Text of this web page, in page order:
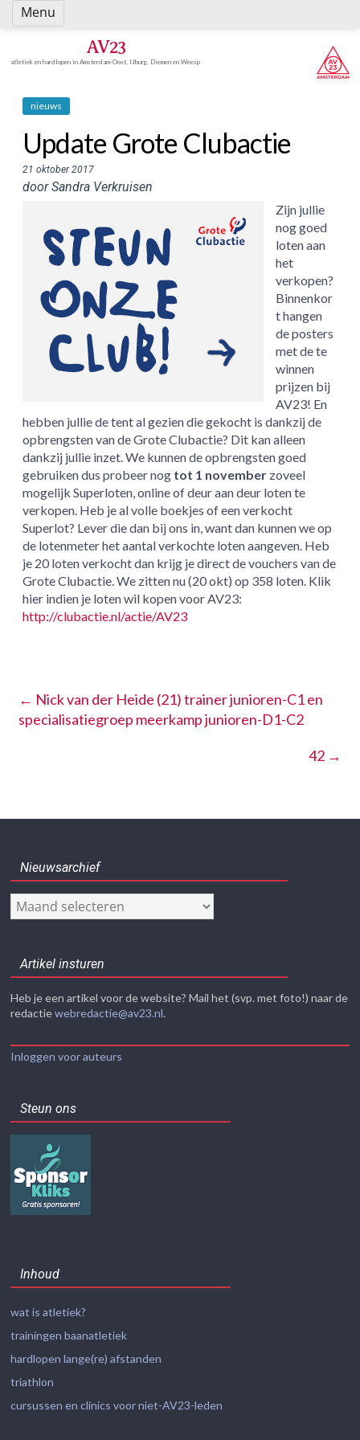
Spring
naar
AV23
atletiek en hardlopen in Amsterdam-Oost, IJburg, Diemen en Weesp
nieuws
Update Grote Clubactie
21 oktober 2017
door Sandra Verkruisen
Zijn jullie
nog goed
loten aan
het
verkopen?
Binnenkor
t hangen
de posters
met de te
winnen
prijzen bij
AV23! En
hebben jullie de tent al gezien die gekocht is dankzij de
opbrengsten van de Grote Clubactie? Dit kan alleen
dankzij jullie inzet. We kunnen de opbrengsten goed
gebruiken dus probeer nog tot 1 november zoveel
mogelijk Superloten, online of deur aan deur loten te
verkopen. Heb je al volle boekjes of een verkocht
Superlot? Lever die dan bij ons in, want dan kunnen we op
de lotenmeter het aantal verkochte loten aangeven. Heb
je 20 loten verkocht dan krijg je direct de vouchers van de
Grote Clubactie. We zitten nu (20 okt) op 358 loten. Klik
hier indien je loten wil kopen voor AV23:
http://clubactie.nl/actie/AV23
← Nick van der Heide (21) trainer junioren-C1 en
specialisatiegroep meerkamp junioren-D1-C2
42 →
Nieuwsarchief
Nieuwsarchief
Artikel insturen
Heb je een artikel voor de website? Mail het (svp. met foto!) naar de
redactiewebredactie@av23.nl.
Inloggen voor auteurs
Steun ons
Inhoud
wat is atletiek?
trainingen baanatletiek
hardlopen lange(re) afstanden
triathlon
cursussen en clinics voor niet-AV23-leden
Menu